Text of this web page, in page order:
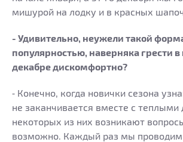
мишурой на лодку и в красных
- Удивительно, неужели такой
популярностью, наверняка грести
декабре дискомфортно?
⁃ Конечно, когда новички сезона
не заканчивается вместе с теплыми
некоторых из них возникают
возможно. Каждый раз мы проводим